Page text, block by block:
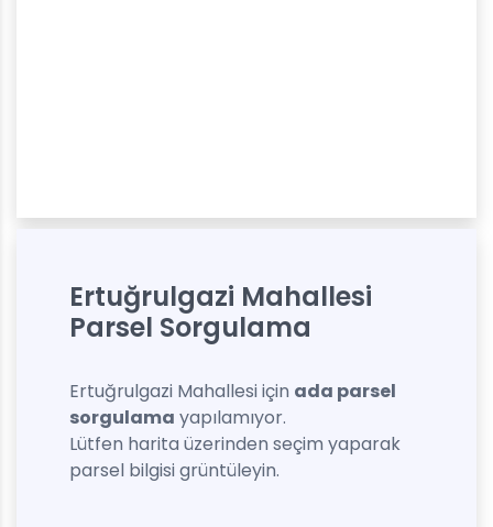
Ertuğrulgazi Mahallesi
Parsel Sorgulama
Ertuğrulgazi Mahallesi için ada parsel
sorgulama yapılamıyor.
Lütfen harita üzerinden seçim yaparak
parsel bilgisi grüntüleyin.